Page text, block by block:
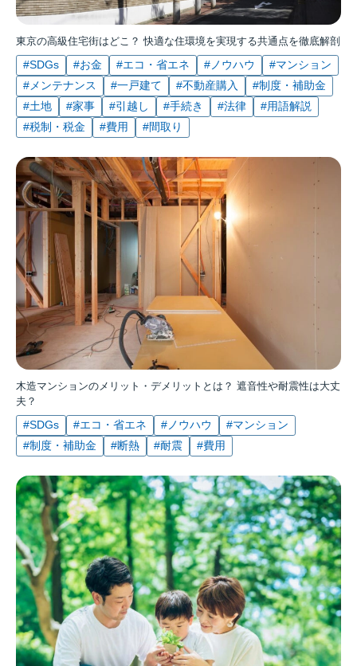
東京の高級住宅街はどこ？ 快適な住環境を実現する共通点を徹底解剖
#SDGs #お金 #エコ・省エネ #ノウハウ
#マンション
#メンテナンス
#一戸建て #不動産購入
#制度・補助金
#土地
#家事 #引越し #手続き #法律
#用語解説
#税制・税金
#費用 #間取り
木造マンションのメリット・デメリットとは？ 遮音性や耐震性は大丈
夫？
#SDGs #エコ・省エネ #ノウハウ
#マンション
#制度・補助金
#断熱 #耐震 #費用